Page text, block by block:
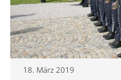
18. März 2019